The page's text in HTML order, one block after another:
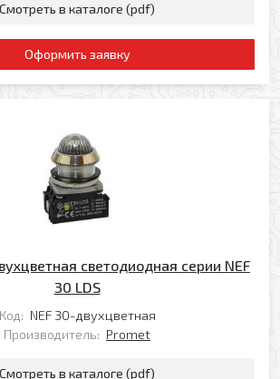
Смотреть в каталоге (pdf)
Оформить заявку
светодиодная серии NEF
30 LDS
Код: NEF 30-двухцветная
Производитель: Promet
Смотреть в каталоге (pdf)